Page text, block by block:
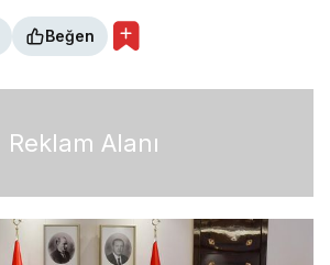
Beğen
Reklam Alanı